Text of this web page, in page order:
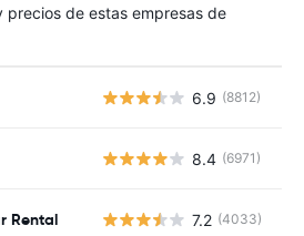
precios de estas empresas de
6.9 (8812)
8.4 (6971)
Rental 7.2 (4033)